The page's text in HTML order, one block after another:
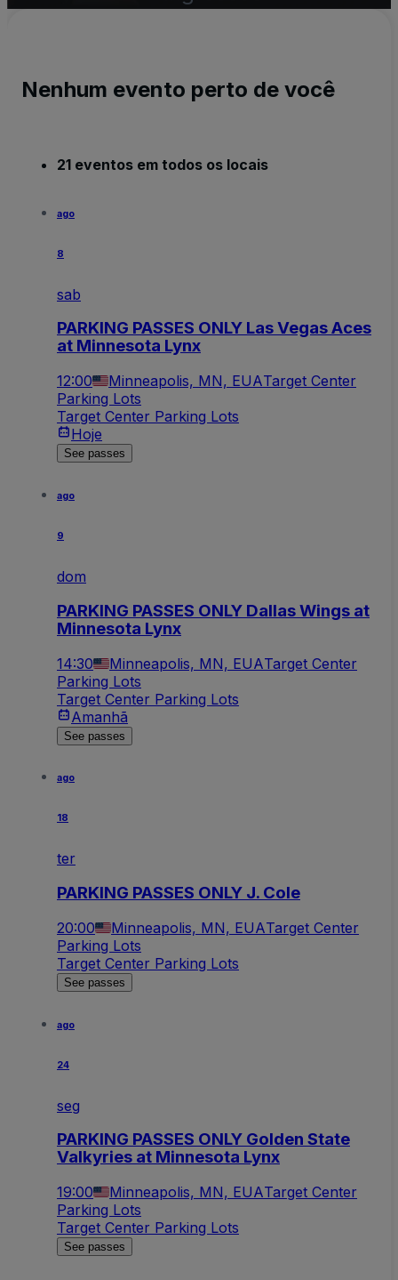
Nenhum evento perto de você
21 eventos em todos os locais
ago
8
sab
PARKING PASSES ONLY Las Vegas Aces
at Minnesota Lynx
12:00 Minneapolis, MN, EUATarget Center
Parking Lots
Target Center Parking Lots
Hoje
See passes
ago
9
dom
PARKING PASSES ONLY Dallas Wings at
Minnesota Lynx
14:30 Minneapolis, MN, EUATarget Center
Parking Lots
Target Center Parking Lots
Amanhã
See passes
ago
18
ter
PARKING PASSES ONLY J. Cole
20:00 Minneapolis, MN, EUATarget Center
Parking Lots
Target Center Parking Lots
See passes
ago
24
seg
PARKING PASSES ONLY Golden State
Valkyries at Minnesota Lynx
19:00 Minneapolis, MN, EUATarget Center
Parking Lots
Target Center Parking Lots
See passes